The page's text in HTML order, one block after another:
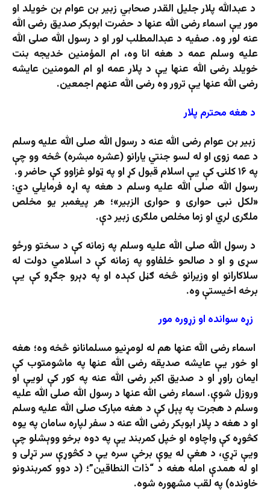
د عبدالله پلار جلیل القدر صحابي زبیر بن عوام بن خویلد او
مور یې اسماء رضی الله عنها د حضرت ابوبکر صدیق رضی الله
عنه لور وه. صفیه د عبدالمطلب لور او د رسول الله صلی الله
علیه وسلم عمه د هغه انا وه، ام المؤمنین خدیجه بنت
خویلد رضی الله عنها یې د پلار عمه او ام المومنین عایشه
رضی الله عنها یې ترور وه رضی الله عنهم اجمعین.
د هغه محترم پلار
زبیر بن عوام رضی الله عنه د رسول الله صلی الله علیه وسلم
د عمه زوی او له لسو جنتي یارانو (عشره مبشره) څخه وو چې
په ۱۶ کلنۍ کې یې اسلام قبول کړ او په ټولو غزاوو کې حاضر و.
رسول الله صلى الله عليه وسلم د هغه په ​​اړه فرمايلي دي:
«لکل نبی حواری و حواری الزبیر»؛ هر پیغمبر یو مخلص
ملګری لري او زما مخلص ملګری زبیر دې.
د رسول الله صلی الله علیه وسلم په زمانه کې د سختو ورځو
سړی و او د صالحو خلفاوو په زمانه کې د اسلامي دولت له
سلاکارانو او وزیرانو څخه ګڼل کېده او په ډېرو جګړو کې یې
برخه اخیستې وه.
زړه سوانده او زړوره مور
اسماء رضی الله عنها هم له لومړنیو مسلمانانو څخه وه؛ هغه
او خور یې عایشه صدیقه رضی الله عنها په ماشومتوب کې
ایمان راوړ او د صدیق اکبر رضی الله عنه په کور کې لویې او
وروزل شوې. اسماء رضی الله عنها د رسول الله صلی الله علیه
وسلم د هجرت په پېل کې د هغه مبارک صلی الله علیه وسلم
او د هغه د پلار ابوبکر رضی الله عنه د سفر لپاره سامان په یوه
کڅوړه کې واچاوه او خپل کمربند یې په دوه برخو ووېشلو چې
ویې تړي، د هغې له یوې برخې سره یې د کڅوړې سر تړلی و
او له همدې امله هغه د “ذات النطاقین”؛ (د دوو کمربندونو
خاونده) په لقب مشهوره شوه.